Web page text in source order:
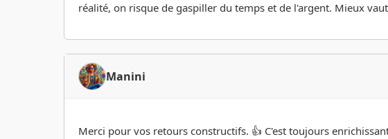
réalité, on risque de gaspiller du temps et de l'argent. Mieux
Manini
Merci pour vos retours constructifs. 👍 C'est toujours